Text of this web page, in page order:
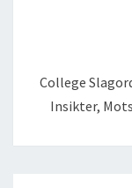
College
Insikter,